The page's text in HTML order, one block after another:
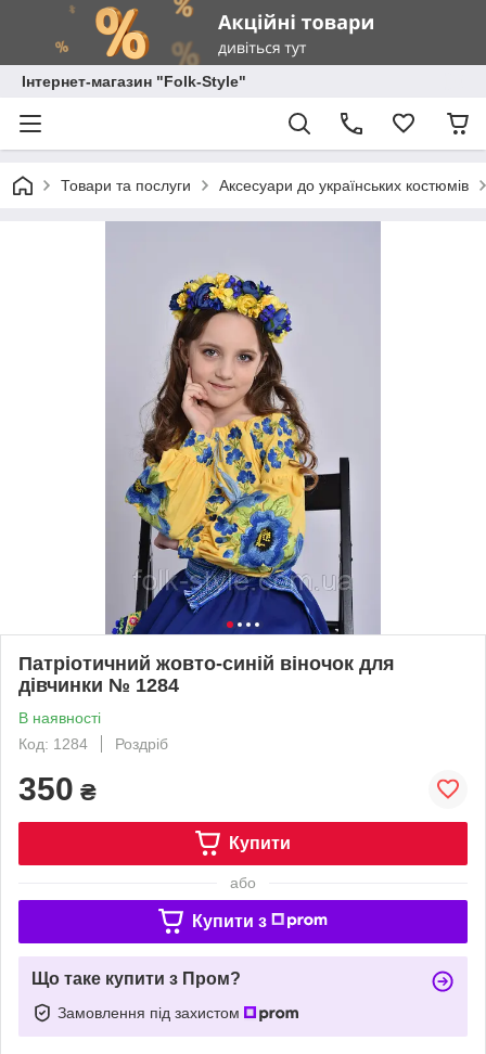
Інтернет-магазин "Folk-Style"
Товари та послуги Аксесуари до українських костюмів
Патріотичний жовто-синій віночок для
дівчинки № 1284
В наявності
Код: 1284
Роздріб
350 ₴
Купити
або
Купити з
Що таке купити з Пром?
Замовлення під захистом